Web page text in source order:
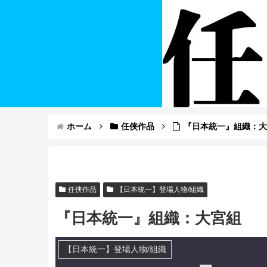
ホーム 任侠作品 『日本統一』組織：
任侠作品 【日本統一】登場人物/組織
『日本統一』組織：大宮組
【日本統一】登場人物/組織